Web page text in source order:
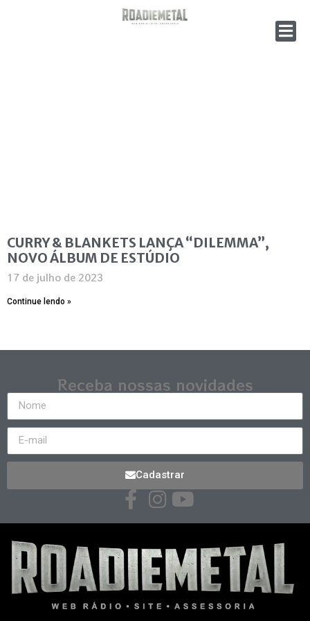
CURRY & BLANKETS LANÇA “DILEMMA”,
NOVO ÁLBUM DE ESTÚDIO
17 de julho de 2023
Continue lendo »
Receba nossas novidades
Cadastrar